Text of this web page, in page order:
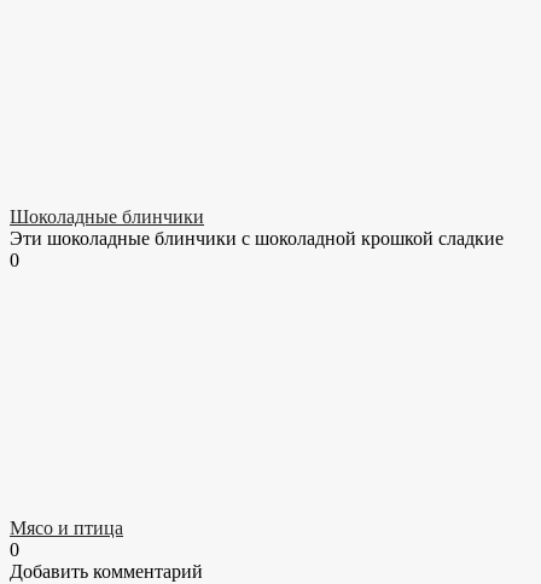
Шоколадные блинчики
Эти шоколадные блинчики с шоколадной крошкой сладкие
0
Мясо и птица
0
Добавить комментарий